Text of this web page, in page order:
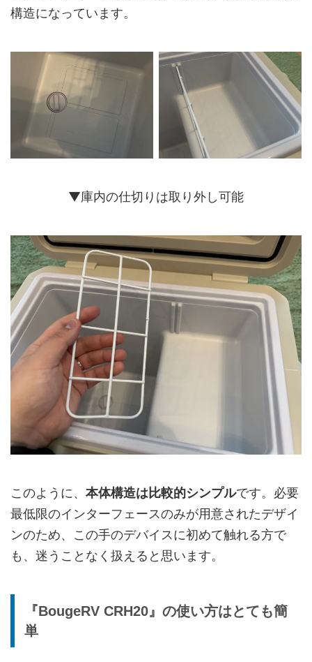
構造になっています。
▼庫内の仕切りは取り外し可能
このように、 本体構造は比較的シンプルです。必要
最低限のインターフェースのみが用意されたデザイ
ンのため、この手のデバイスに初めて触れる方で
も、迷うことなく扱えると思います。
『BougeRV CRH20』の使い方はとても簡
単